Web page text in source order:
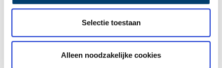
Selectie toestaan
Alleen noodzakelijke cookies
bijenwas. Daarnaast vervullen ze een onmisbare rol in de
weinig imkers die met de bijenhouderij in hun
levensonderhoud kunnen voorzien. In ons land worden bijen
nu vooral gehouden als hobby of om een actieve bijdrage te
leveren aan de biodiversiteit. Het ambacht bijenhouden is in
2020 uitgeroepen tot immaterieel erfgoed.